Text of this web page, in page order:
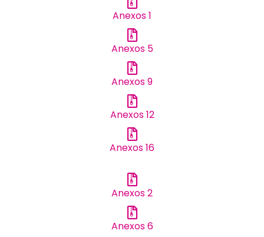
Anexos 1
Anexos 5
Anexos 9
Anexos 12
Anexos 16
Anexos 2
Anexos 6